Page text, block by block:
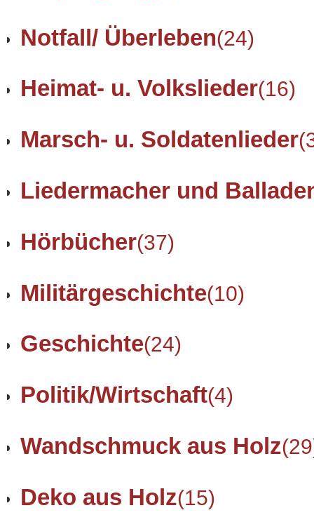
Notfall/ Überleben(24)
Heimat- u. Volkslieder(16)
Marsch- u. Soldatenlieder
Liedermacher und
Hörbücher(37)
Militärgeschichte(10)
Geschichte(24)
Politik/Wirtschaft(4)
Wandschmuck aus Holz
Deko aus Holz(15)